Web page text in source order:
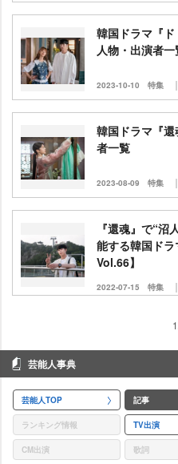
韓国ドラマ『
人物・出演者一
2023-10-10 特集
韓国ドラマ『
者一覧
2023-08-09 特集
『還魂』で“
能する韓国ド
Vol.66】
2022-07-15 特集
芸能人事典
芸能人TOP 記事
ランキング情報 TV出演
CM出演 歌詞